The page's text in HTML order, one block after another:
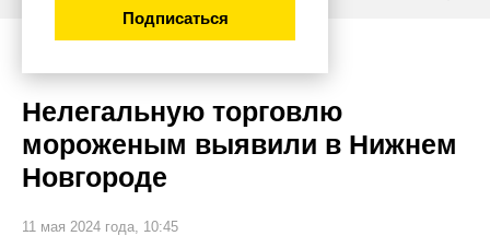
Нелегальную торговлю
мороженым выявили в Нижнем
Новгороде
11 мая 2024 года, 10:45
Подписаться